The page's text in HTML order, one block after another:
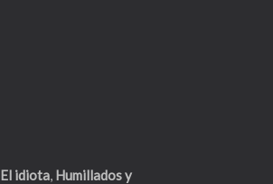
El idiota, Humillados y